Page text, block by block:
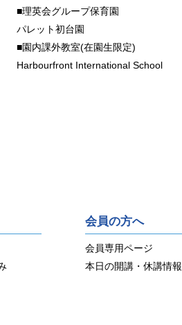
■理英会グループ保育園
パレット初台園
■園内課外教室(在園生限定)
Harbourfront International School
会員の方へ
会員専用ページ
本日の開講・休講情報